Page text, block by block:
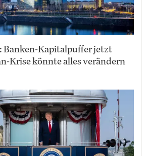
Banken-Kapitalpuffer jetzt
Krise könnte alles verändern